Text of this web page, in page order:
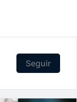
Seguir